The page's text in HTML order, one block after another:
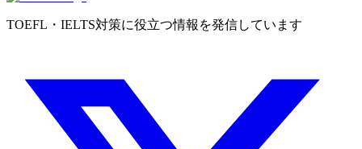
TOEFL・IELTS対策に役立つ情報を発信しています